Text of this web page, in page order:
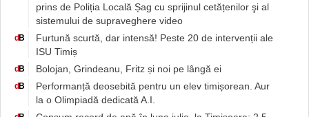
prins de Poliția Locală Șag cu sprijinul cetățenilor şi al
sistemului de supraveghere video
dB
Furtună scurtă, dar intensă! Peste 20 de intervenții ale
ISU Timiș
dB Bolojan, Grindeanu, Fritz și noi pe lângă ei
dB
Performanță deosebită pentru un elev timișorean. Aur
la o Olimpiadă dedicată A.I.